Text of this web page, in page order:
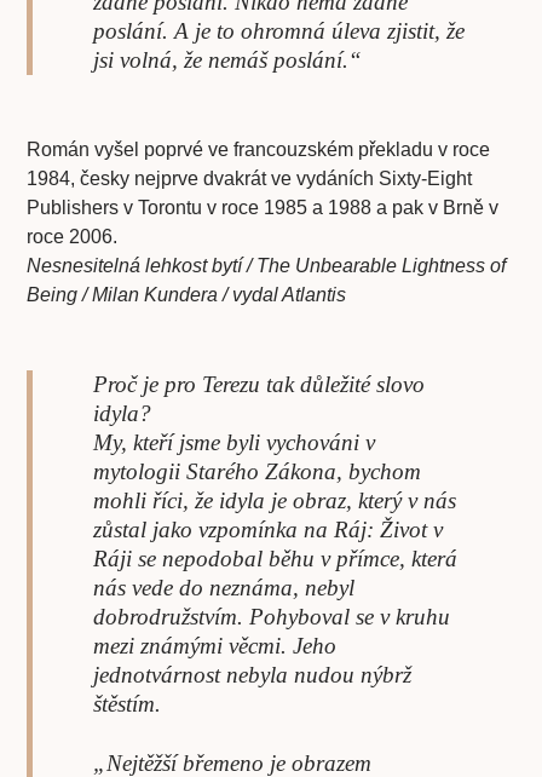
poslání. A je to ohromná úleva zjistit, že
jsi volná, že nemáš poslání.“
Román vyšel poprvé ve francouzském překladu v roce
1984, česky nejprve dvakrát ve vydáních Sixty-Eight
Publishers v Torontu v roce 1985 a 1988 a pak v Brně v
roce 2006.
Nesnesitelná lehkost bytí / The Unbearable Lightness of
Being / Milan Kundera / vydal Atlantis
Proč je pro Terezu tak důležité slovo
idyla?
My, kteří jsme byli vychováni v
mytologii Starého Zákona, bychom
mohli říci, že idyla je obraz, který v nás
zůstal jako vzpomínka na Ráj: Život v
Ráji se nepodobal běhu v přímce, která
nás vede do neznáma, nebyl
dobrodružstvím. Pohyboval se v kruhu
mezi známými věcmi. Jeho
jednotvárnost nebyla nudou nýbrž
štěstím.
„Nejtěžší břemeno je obrazem